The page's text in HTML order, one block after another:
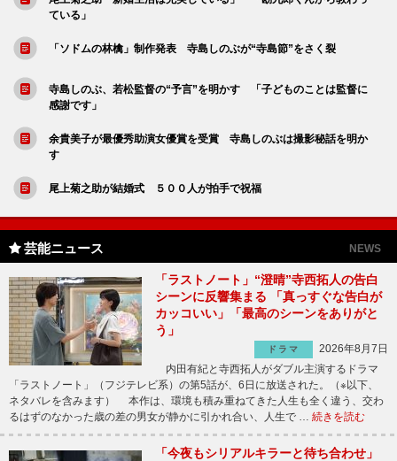
ている」
「ソドムの林檎」制作発表 寺島しのぶが“寺島節”をさく裂
寺島しのぶ、若松監督の“予言”を明かす 「子どものことは監督に
感謝です」
余貴美子が最優秀助演女優賞を受賞 寺島しのぶは撮影秘話を明か
す
尾上菊之助が結婚式 ５００人が拍手で祝福
芸能ニュース NEWS
「ラストノート」“澄晴”寺西拓人の告白
シーンに反響集まる 「真っすぐな告白が
カッコいい」「最高のシーンをありがと
う」
ドラマ
2026年8月7日
内田有紀と寺西拓人がダブル主演するドラマ
「ラストノート」（フジテレビ系）の第5話が、6日に放送された。（※以下、
ネタバレを含みます） 本作は、環境も積み重ねてきた人生も全く違う、交わ
るはずのなかった歳の差の男女が静かに引かれ合い、人生で … 続きを読む
「今夜もシリアルキラーと待ち合わせ」